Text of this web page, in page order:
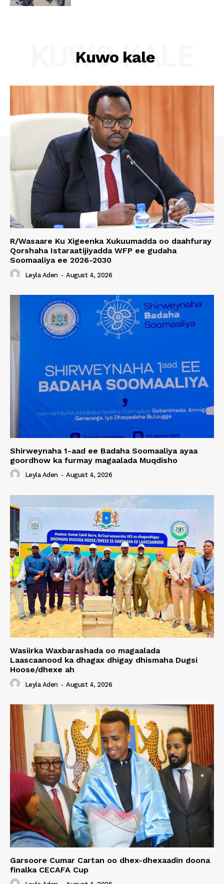
Kuwo kale
KUWO KALE
R/Wasaare Ku Xigeenka Xukuumadda oo daahfuray
Qorshaha Istaraatijiyadda WFP ee gudaha
Soomaaliya ee 2026-2030
Leyla Aden - August 4, 2026
Shirweynaha 1-aad ee Badaha Soomaaliya ayaa
goordhow ka furmay magaalada Muqdisho
Leyla Aden - August 4, 2026
Wasiirka Waxbarashada oo magaalada
Laascaanood ka dhagax dhigay dhismaha Dugsi
Hoose/dhexe ah
Leyla Aden - August 4, 2026
Garsoore Cumar Cartan oo dhex-dhexaadin doona
finalka CECAFA Cup